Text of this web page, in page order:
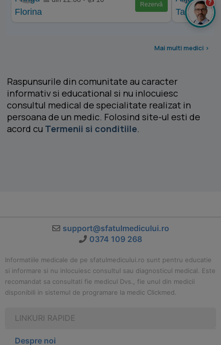
Rezervă
Mai multi medici >
Raspunsurile din comunitate au caracter
informativ si educational si nu inlocuiesc
consultul medical de specialitate realizat in
persoana de un medic. Folosind site-ul esti de
acord cu Termenii si conditiile.
support@sfatulmedicului.ro
0374 109 268
Informatiile medicale de pe sfatulmedicului.ro sunt pentru educatie
si informare si nu inlocuiesc consultul sau diagnosticul medical. Este
recomandat sa consultati fie medicul Dvs., fie unul din medicii
disponibili in sistemul de programare la medic Clickmed.
LINKURI RAPIDE
Despre noi
?